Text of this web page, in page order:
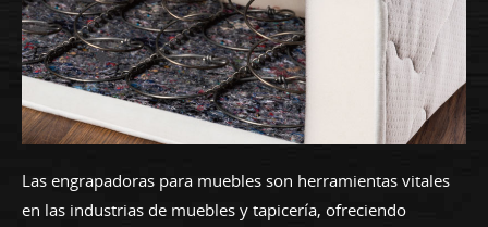
Las engrapadoras para muebles son herramientas vitales
en las industrias de muebles y tapicería, ofreciendo